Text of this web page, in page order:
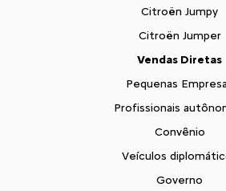
Citroën Jumpy
Citroën Jumper
Vendas Diretas
Pequenas
Profissionais
Convênio
Veículos
Governo